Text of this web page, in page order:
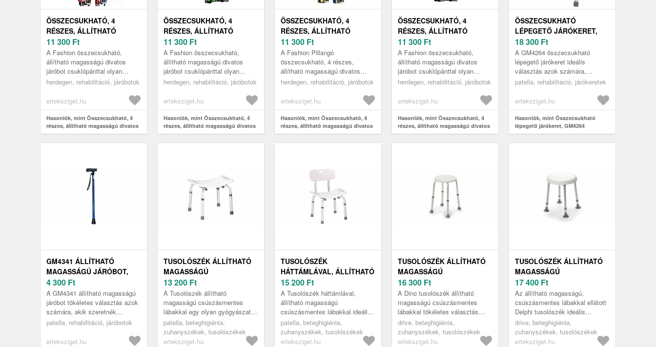
ÖSSZECSUKHATÓ, 4
RÉSZES, ÁLLÍTHATÓ
MAGASSÁGÚ DIVATOS
JÁRÓBOT
CSUKLÓPÁNTTAL,
FASHION, VIRÁG
11 300 Ft
A Fashion összecsukható,
állítható magasságú divatos
járóbot csuklópánttal olyan
gyógyászati segédeszköz, amely
meg...
herdegen, rehabilitáció, járóbotok
erteksziget.hu
Hasonlók, mint Összecsukható, 4
részes, állítható magasságú divatos
járóbot csuklópánttal, Fashion,
Virág
ÖSSZECSUKHATÓ, 4
RÉSZES, ÁLLÍTHATÓ
MAGASSÁGÚ DIVATOS
JÁRÓBOT
CSUKLÓPÁNTTAL,
FASHION, VADVIRÁG
11 300 Ft
A Fashion összecsukható,
állítható magasságú divatos
járóbot csuklópánttal olyan
gyógyászati segédeszköz, amely
meg...
herdegen, rehabilitáció, járóbotok
erteksziget.hu
Hasonlók, mint Összecsukható, 4
részes, állítható magasságú divatos
járóbot csuklópánttal, Fashion,
Vadvirág
ÖSSZECSUKHATÓ, 4
RÉSZES, ÁLLÍTHATÓ
MAGASSÁGÚ DIVATOS
JÁRÓBOT
CSUKLÓPÁNTTAL,
FASHION, PILLANGÓ
11 300 Ft
A Fashion Pillangó
összecsukható, 4 részes,
állítható magasságú divatos
járóbot csuklópánttal kiváló
szeretnék megtarta...
herdegen, rehabilitáció, járóbotok
erteksziget.hu
Hasonlók, mint Összecsukható, 4
részes, állítható magasságú divatos
járóbot csuklópánttal, Fashion,
Pillangó
ÖSSZECSUKHATÓ, 4
RÉSZES, ÁLLÍTHATÓ
MAGASSÁGÚ DIVATOS
JÁRÓBOT
CSUKLÓPÁNTTAL,
FASHION, BÉZS KASMÍR
11 300 Ft
A Fashion összecsukható,
állítható magasságú divatos
járóbot csuklópánttal olyan
gyógyászati segédeszköz, amely
meg...
herdegen, rehabilitáció, járóbotok
erteksziget.hu
Hasonlók, mint Összecsukható, 4
részes, állítható magasságú divatos
járóbot csuklópánttal, Fashion, Bézs
kasmír
ÖSSZECSUKHATÓ
LÉPEGETŐ JÁRÓKERET,
GM4264
18 300 Ft
A GM4264 összecsukható
lépegető járókeret ideális
választás azok számára,
akiknek mozgásuk során alsó
többirányú megt...
patella, rehabilitáció, járókeretek
erteksziget.hu
Hasonlók, mint Összecsukható
lépegető járókeret, GM4264
GM4341 ÁLLÍTHATÓ
MAGASSÁGÚ JÁRÓBOT,
90KG
4 300 Ft
A GM4341 állítható magasságú
járóbot tökéletes választás azok
számára, akik szeretnék
megkönnyíteni mindennapi
testi kom...
patella, rehabilitáció, járóbotok
erteksziget.hu
TUSOLÓSZÉK ÁLLÍTHATÓ
MAGASSÁGÚ
CSÚSZÁSMENTES
LÁBAKKAL
13 200 Ft
A Tusolószék állítható
magasságú csúszásmentes
lábakkal egy olyan gyógyászati
segédeszköz, amely kifejezetten
idősek, mozgásukban
korlátozottak vag...
patella, beteghigiénia,
zuhanyszékek, tusolószékek
erteksziget.hu
TUSOLÓSZÉK
HÁTTÁMLÁVAL, ÁLLÍTHATÓ
MAGASSÁGÚ
CSÚSZÁSMENTES
LÁBAKKAL
15 200 Ft
A Tusolószék háttámlával,
állítható magasságú
csúszásmentes lábakkal ideális
megoldás mindazok számára,
akik számára a mindennapi
tisztálkodás kihí...
patella, beteghigiénia,
zuhanyszékek, tusolószékek
erteksziget.hu
TUSOLÓSZÉK ÁLLÍTHATÓ
MAGASSÁGÚ
CSÚSZÁSMENTES
LÁBAKKAL, DINO
16 300 Ft
A Dino tusolószék állítható
magasságú csúszásmentes
lábakkal tökéletes választás
azok számára, akiknek
nehezükre esik a biztonságos
tisztálkodás a ...
drive, beteghigiénia,
zuhanyszékek, tusolószékek
erteksziget.hu
TUSOLÓSZÉK ÁLLÍTHATÓ
MAGASSÁGÚ
CSÚSZÁSMENTES LÁBBAL,
DELPHI
17 400 Ft
Az állítható magasságú,
csúszásmentes lábakkal ellátott
Delphi tusolószék ideális
megoldás azok számára, akik
számára a tisztálkodás már
fizikailag...
drive, beteghigiénia,
zuhanyszékek, tusolószékek
erteksziget.hu